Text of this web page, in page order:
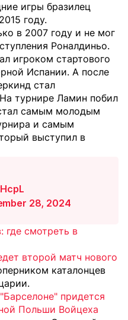
игры бразилец
году.
в 2007 году и не мог
Роналдиньо.
игроком стартового
Испании. А после
стал
турнире Ламин побил
самым молодым
и самым
выступил в
28, 2024
где смотреть в
второй матч нового
каталонцев
"Барселоне" придется
Польши Войцеха